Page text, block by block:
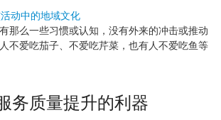
那么一些习惯或认知，没有外来的冲击或推动
不爱吃茄子、不爱吃芹菜，也有人不爱吃鱼等
务质量提升的利器